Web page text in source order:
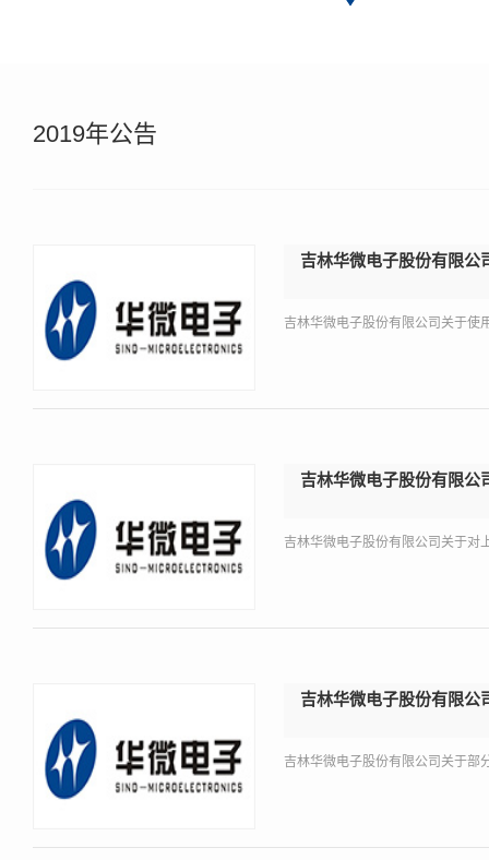
2019年公告
吉林华微电子股份有限公
吉林华微电子股份有限公司关于使
吉林华微电子股份有限公
吉林华微电子股份有限公司关于对
吉林华微电子股份有限公
吉林华微电子股份有限公司关于部